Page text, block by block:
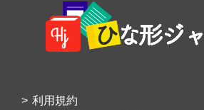
Footer
利用規約